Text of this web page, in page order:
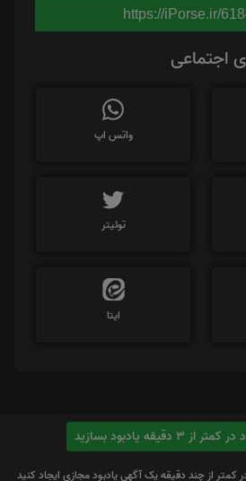
https://iPorse.ir/
اجتماعی
واتس اپ
توئیتر
ایتا
دقیقه یادبود بسازید
کمتر از چند دقیقه یک آگهی یادبود مجازی ایجاد کنید